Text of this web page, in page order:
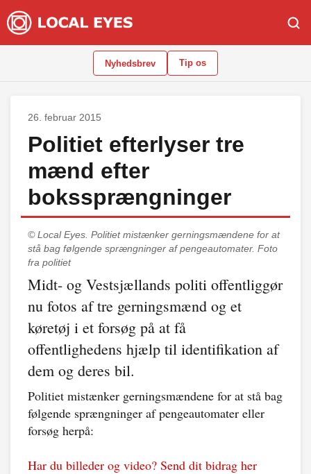
Nyhedsbrev Tip os
26. februar 2015
Politiet efterlyser tre
mænd efter
bokssprængninger
© Local Eyes. Politiet mistænker gerningsmændene for at
stå bag følgende sprængninger af pengeautomater. Foto
fra politiet
Midt- og Vestsjællands politi offentliggør
nu fotos af tre gerningsmænd og et
køretøj i et forsøg på at få
offentlighedens hjælp til identifikation af
dem og deres bil.
Politiet mistænker gerningsmændene for at stå bag
følgende sprængninger af pengeautomater eller
forsøg herpå:
Har du billeder og video? Send dit bidrag her